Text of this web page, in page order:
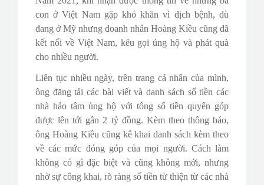
con ở Việt Nam gặp khó khăn vì dịch bệnh, dù
đang ở Mỹ nhưng doanh nhân Hoàng Kiều cũng đã
kết nối về Việt Nam, kêu gọi ủng hộ và phát quà
cho nhiều người.
Liên tục nhiều ngày, trên trang cá nhân của mình,
ông đăng tải các bài viết và danh sách số tiền các
nhà hảo tâm ủng hộ với tổng số tiền quyên góp
được lên tới gần 2 tỷ đồng. Kèm theo thông báo,
ông Hoàng Kiều cũng kê khai danh sách kèm theo
về các mức đóng góp của mọi người. Cách làm
không có gì đặc biệt và cũng không mới, nhưng
nhờ sự công khai, rõ ràng số tiền từ thiện từ các nhà